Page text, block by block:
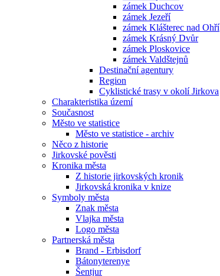
zámek Duchcov
zámek Jezeří
zámek Klášterec nad Ohří
zámek Krásný Dvůr
zámek Ploskovice
zámek Valdštejnů
Destinační agentury
Region
Cyklistické trasy v okolí Jirkova
Charakteristika území
Současnost
Město ve statistice
Město ve statistice - archiv
Něco z historie
Jirkovské pověsti
Kronika města
Z historie jirkovských kronik
Jirkovská kronika v knize
Symboly města
Znak města
Vlajka města
Logo města
Partnerská města
Brand - Erbisdorf
Bátonyterenye
Šentjur